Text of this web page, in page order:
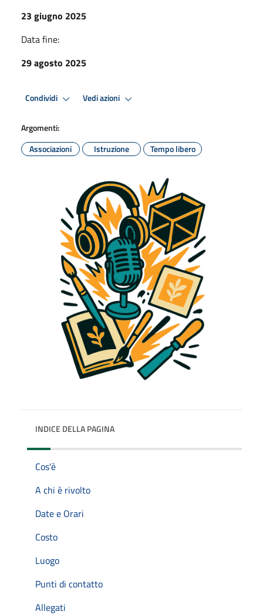
23 giugno 2025
Data fine:
29 agosto 2025
Condividi Vedi azioni
Argomenti:
Associazioni
Istruzione Tempo libero
INDICE DELLA PAGINA
Cos'è
A chi è rivolto
Date e Orari
Costo
Luogo
Punti di contatto
Allegati